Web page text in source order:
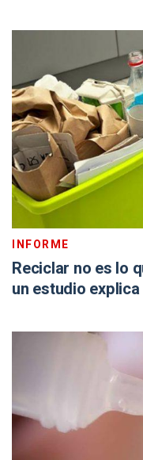
INFORME
Reciclar no es lo
un estudio